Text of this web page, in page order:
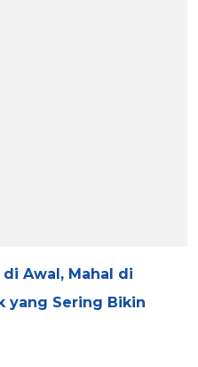
di Awal, Mahal di
yang Sering Bikin